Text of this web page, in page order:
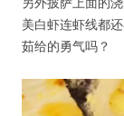
美白虾连虾线都
茹给的勇气吗？